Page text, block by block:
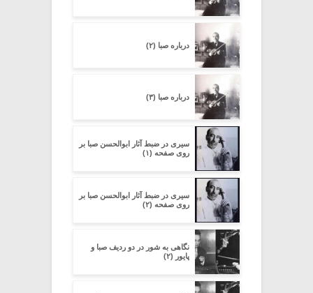
درباره صبا (۲)
درباره صبا (۳)
سیری در ضبط آثار ابوالحسن صبا بر
روی صفحه (۱)
سیری در ضبط آثار ابوالحسن صبا بر
روی صفحه (۲)
نگاهی به شور در دو ردیف صبا و
پایور (۲)